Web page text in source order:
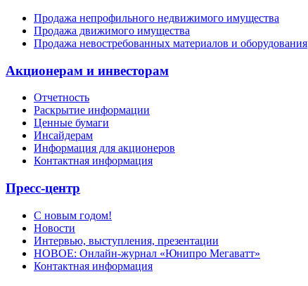
Продажа непрофильного недвижимого имущества
Продажа движимого имущества
Продажа невостребованных материалов и оборудования
Акционерам и инвесторам
Отчетность
Раскрытие информации
Ценные бумаги
Инсайдерам
Информация для акционеров
Контактная информация
Пресс-центр
С новым годом!
Новости
Интервью, выступления, презентации
НОВОЕ: Онлайн-журнал «Юнипро Мегаватт»
Контактная информация